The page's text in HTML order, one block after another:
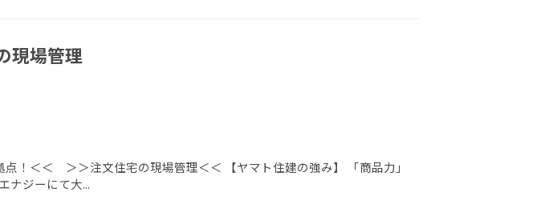
現場管理
！＜＜ ＞＞注文住宅の現場管理＜＜ 【ヤマト住建の強み】 「商品力」
ナジーにて大...